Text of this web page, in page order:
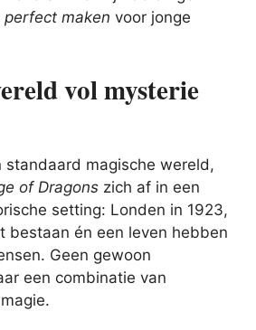
perfect maken voor jonge
vol mysterie
standaard magische wereld,
of Dragons zich af in een
setting: Londen in 1923,
bestaan én een leven hebben
Geen gewoon
een combinatie van